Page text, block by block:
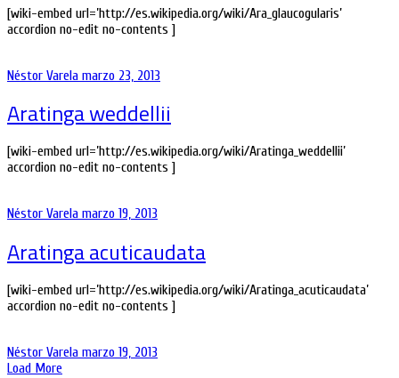
[wiki-embed url=’http://es.wikipedia.org/wiki/Ara_glaucogularis’
accordion no-edit no-contents ]
Néstor Varela marzo 23, 2013
Aratinga weddellii
[wiki-embed url=’http://es.wikipedia.org/wiki/Aratinga_weddellii’
accordion no-edit no-contents ]
Néstor Varela marzo 19, 2013
Aratinga acuticaudata
[wiki-embed url=’http://es.wikipedia.org/wiki/Aratinga_acuticaudata’
accordion no-edit no-contents ]
Néstor Varela marzo 19, 2013
Load More